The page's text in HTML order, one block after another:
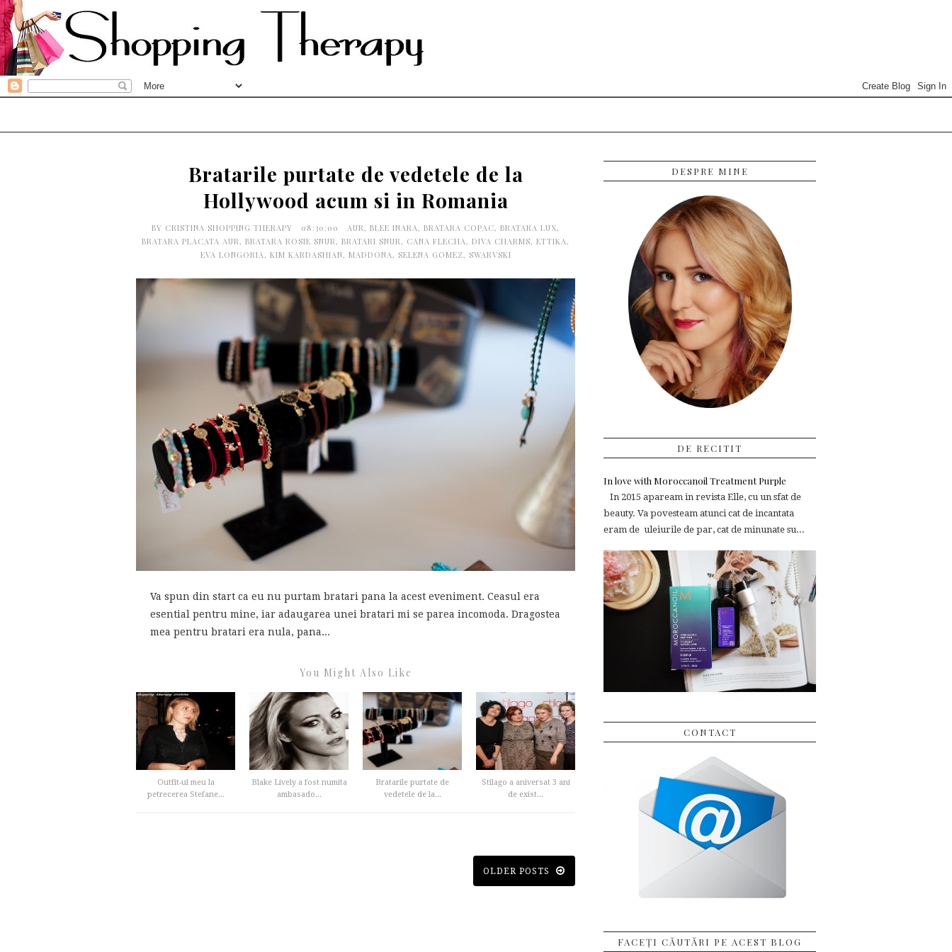
Bratarile purtate de vedetele de la
Hollywood acum si in Romania
BY CRISTINA SHOPPING THERAPY 08:30:00 AUR, BLEE INARA, BRATARA COPAC, BRATARA LUX,
BRATARA PLACATA AUR, BRATARA ROSIE SNUR, BRATARI SNUR, CANA FLECHA, DIVA CHARMS, ETTIKA,
EVA LONGORIA, KIM KARDASHIAN, MADDONA, SELENA GOMEZ, SWARVSKI
Va spun din start ca eu nu purtam bratari pana la acest eveniment. Ceasul era
esential pentru mine, iar adaugarea unei bratari mi se parea incomoda. Dragostea
mea pentru bratari era nula, pana...
You Might Also Like
Outfit-ul meu la
petrecerea Stefane...
Blake Lively a fost numita
ambasado...
Bratarile purtate de
vedetele de la...
Stilago a aniversat 3 ani
de exist...
OLDER POSTS
DESPRE MINE
DE RECITIT
In love with Moroccanoil Treatment Purple
In 2015 apaream in revista Elle, cu un sfat de
beauty. Va povesteam atunci cat de incantata
eram de uleiurile de par, cat de minunate su...
CONTACT
FACEȚI CĂUTĂRI PE ACEST BLOG